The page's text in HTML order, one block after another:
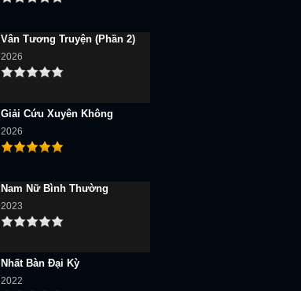
Vân Tương Truyện (Phần 2)
2026
Giải Cứu Xuyên Không
2026
Nam Nữ Bình Thường
2023
Nhất Bàn Đại Kỳ
2022